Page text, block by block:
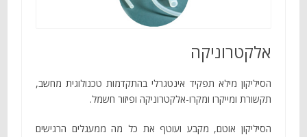
אלקטרוניקה
הסיליקון מילא תפקיד אינטגרלי בהתקדמות טכנולוגית מחשב,
תקשורת ומייקרו ומקרו-אלקטרוניקה ופיזור חשמל.
הסיליקון אוטם, מקבע ועוטף את כל מה ממעגלים הרגישים